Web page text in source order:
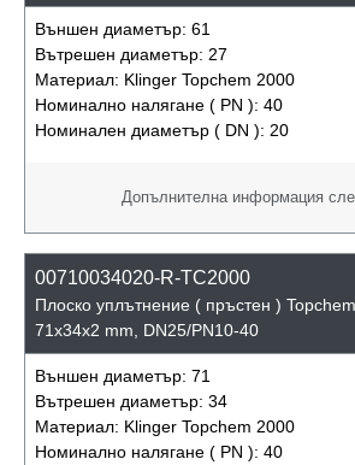
Външен диаметър: 61
Вътрешен диаметър: 27
Материал: Klinger Topchem 2000
Номинално налягане ( PN ): 40
Номинален диаметър ( DN ): 20
Допълнителна информация
00710034020-R-TC2000
Плоско уплътнение ( пръстен )
71x34x2 mm, DN25/PN10-40
Външен диаметър: 71
Вътрешен диаметър: 34
Материал: Klinger Topchem 2000
Номинално налягане ( PN ): 40